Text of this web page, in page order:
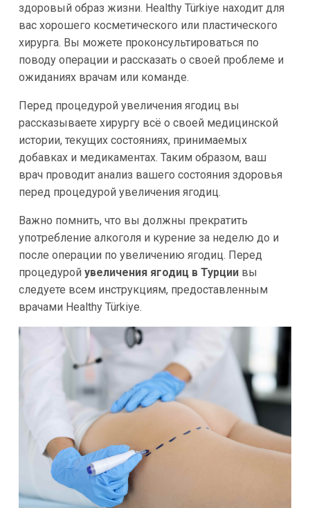
здоровый образ жизни. Healthy Türkiye находит для
вас хорошего косметического или пластического
хирурга. Вы можете проконсультироваться по
поводу операции и рассказать о своей проблеме и
ожиданиях врачам или команде.
Перед процедурой увеличения ягодиц вы
рассказываете хирургу всё о своей медицинской
истории, текущих состояниях, принимаемых
добавках и медикаментах. Таким образом, ваш
врач проводит анализ вашего состояния здоровья
перед процедурой увеличения ягодиц.
Важно помнить, что вы должны прекратить
употребление алкоголя и курение за неделю до и
после операции по увеличению ягодиц. Перед
процедурой увеличения ягодиц в Турциивы
следуете всем инструкциям, предоставленным
врачами Healthy Türkiye.